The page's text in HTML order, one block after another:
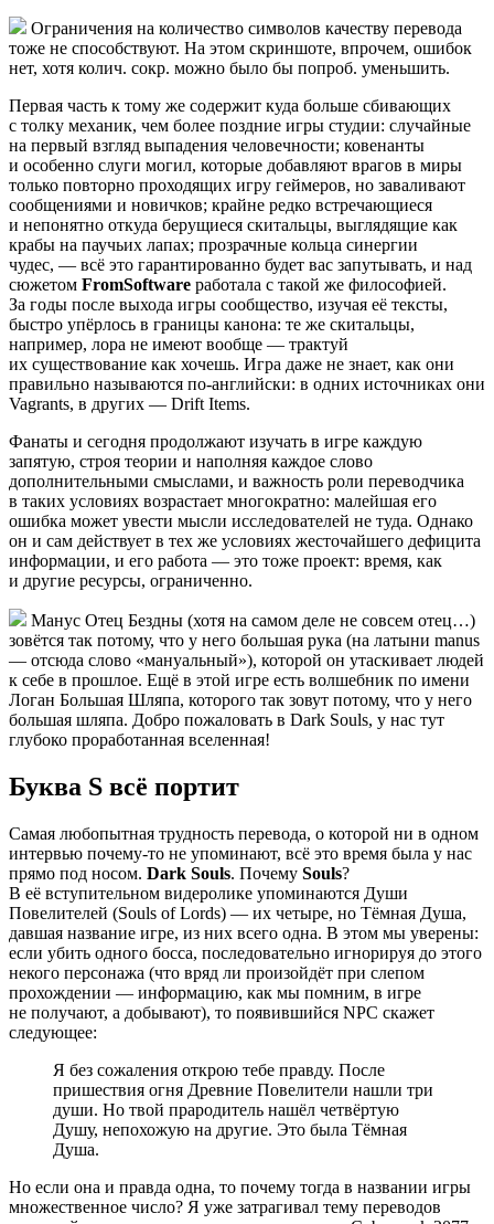
Ограничения на количество символов качеству перевода
тоже не способствуют. На этом скриншоте, впрочем, ошибок
нет, хотя колич. сокр. можно было бы попроб. уменьшить.
Первая часть к тому же содержит куда больше сбивающих
с толку механик, чем более поздние игры студии: случайные
на первый взгляд выпадения человечности; ковенанты
и особенно слуги могил, которые добавляют врагов в миры
только повторно проходящих игру геймеров, но заваливают
сообщениями и новичков; крайне редко встречающиеся
и непонятно откуда берущиеся скитальцы, выглядящие как
крабы на паучьих лапах; прозрачные кольца синергии
чудес, — всё это гарантированно будет вас запутывать, и над
сюжетом FromSoftware работала с такой же философией.
За годы после выхода игры сообщество, изучая её тексты,
быстро упёрлось в границы канона: те же скитальцы,
например, лора не имеют вообще — трактуй
их существование как хочешь. Игра даже не знает, как они
правильно называются по-английски: в одних источниках они
Vagrants, в других — Drift Items.
Фанаты и сегодня продолжают изучать в игре каждую
запятую, строя теории и наполняя каждое слово
дополнительными смыслами, и важность роли переводчика
в таких условиях возрастает многократно: малейшая его
ошибка может увести мысли исследователей не туда. Однако
он и сам действует в тех же условиях жесточайшего дефицита
информации, и его работа — это тоже проект: время, как
и другие ресурсы, ограниченно.
Манус Отец Бездны (хотя на самом деле не совсем отец…)
зовётся так потому, что у него большая рука (на латыни manus
— отсюда слово «мануальный»), которой он утаскивает людей
к себе в прошлое. Ещё в этой игре есть волшебник по имени
Логан Большая Шляпа, которого так зовут потому, что у него
большая шляпа. Добро пожаловать в Dark Souls, у нас тут
глубоко проработанная вселенная!
Буква S всё портит
Самая любопытная трудность перевода, о которой ни в одном
интервью почему-то не упоминают, всё это время была у нас
прямо под носом. Dark Souls. Почему Souls?
В её вступительном видеролике упоминаются Души
Повелителей (Souls of Lords) — их четыре, но Тёмная Душа,
давшая название игре, из них всего одна. В этом мы уверены:
если убить одного босса, последовательно игнорируя до этого
некого персонажа (что вряд ли произойдёт при слепом
прохождении — информацию, как мы помним, в игре
не получают, а добывают), то появившийся NPC скажет
следующее:
Я без сожаления открою тебе правду. После
пришествия огня Древние Повелители нашли три
души. Но твой прародитель нашёл четвёртую
Душу, непохожую на другие. Это была Тёмная
Душа.
Но если она и правда одна, то почему тогда в названии игры
множественное число? Я уже затрагивал тему переводов